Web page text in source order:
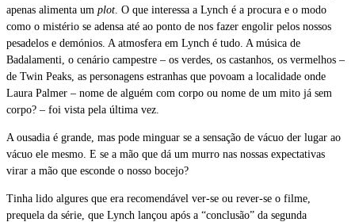
apenas alimenta um plot . O que interessa a Lynch é a procura e o modo
como o mistério se adensa até ao ponto de nos fazer engolir pelos nossos
pesadelos e demónios. A atmosfera em Lynch é tudo. A música de
Badalamenti, o cenário campestre – os verdes, os castanhos, os vermelhos –
de Twin Peaks, as personagens estranhas que povoam a localidade onde
Laura Palmer – nome de alguém com corpo ou nome de um mito já sem
corpo? – foi vista pela última vez.
A ousadia é grande, mas pode minguar se a sensação de vácuo der lugar ao
vácuo ele mesmo. E se a mão que dá um murro nas nossas expectativas
virar a mão que esconde o nosso bocejo?
Tinha lido algures que era recomendável ver-se ou rever-se o filme,
prequela da série, que Lynch lançou após a “conclusão” da segunda